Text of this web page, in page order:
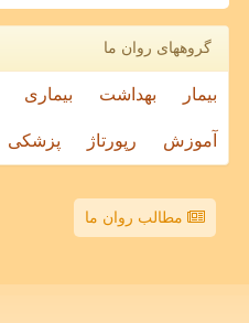
گروههای روان ما
بیمار بهداشت بیماری
آموزش رپورتاژ پزشکی
مطالب روان ما